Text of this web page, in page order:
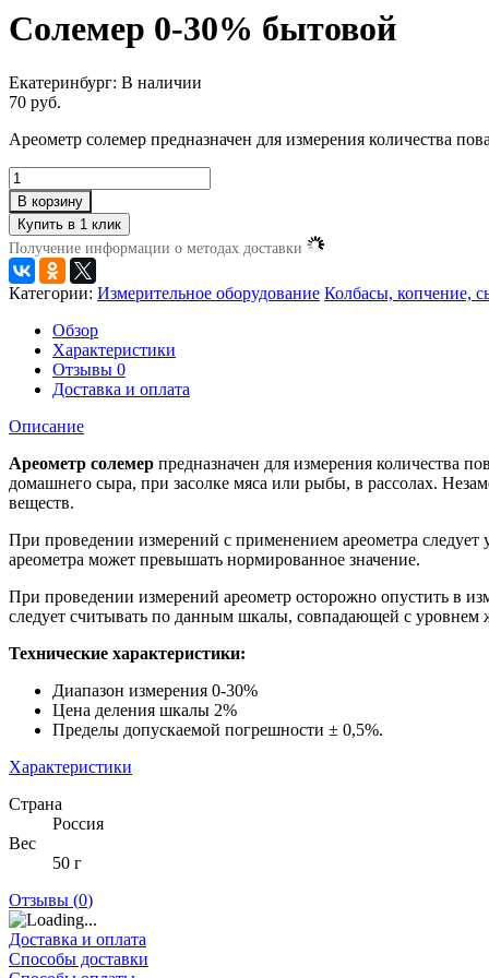
Солемер 0-30% бытовой
Екатеринбург: В наличии
70 руб.
Ареометр солемер предназначен для измерения количества
В корзину
Получение информации о методах доставки
Категории: Измерительное оборудование Колбасы, копчение,
Обзор
Характеристики
Отзывы 0
Доставка и оплата
Описание
Ареометр солемер предназначен для измерения количества
домашнего сыра, при засолке мяса или рыбы, в рассолах.
веществ.
При проведении измерений с применением ареометра следует
ареометра может превышать нормированное значение.
При проведении измерений ареометр осторожно опустить в
следует считывать по данным шкалы, совпадающей с
Технические характеристики:
Диапазон измерения 0-30%
Цена деления шкалы 2%
Пределы допускаемой погрешности ± 0,5%.
Характеристики
Страна
Россия
Вес
50 г
Отзывы (0)
Доставка и оплата
Способы доставки